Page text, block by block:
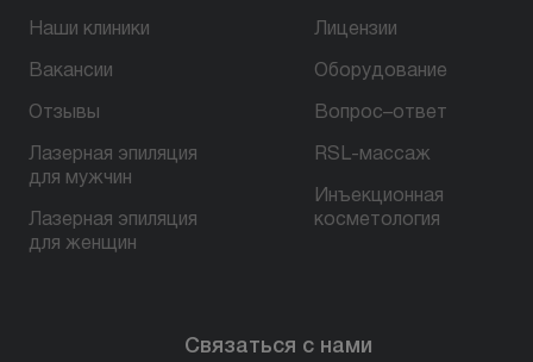
Наши клиники
Вакансии
Отзывы
Лазерная эпиляция
для мужчин
Лазерная эпиляция
для женщин
Лицензии
Оборудование
Вопрос–ответ
RSL-массаж
Инъекционная
косметология
Связаться с нами